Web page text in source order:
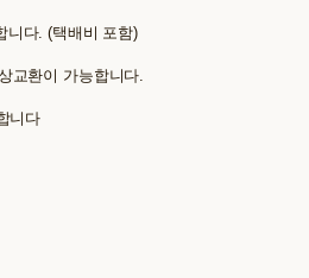
니다. (택배비 포함)
교환이 가능합니다.
니다